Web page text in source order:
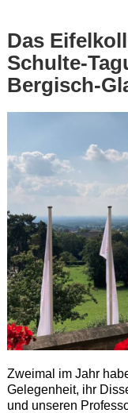
Das
Schulte-
Bergisch-
Zweimal im Jahr
Gelegenheit, ihr
und unseren